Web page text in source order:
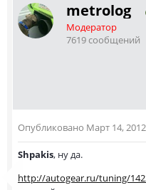
metrolog
Модератор
7619 сообщений
Опубликовано Март 14, 2012
Shpakis, ну да.
http://autogear.ru/tuning/